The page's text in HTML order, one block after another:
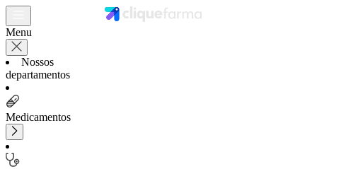
Menu
Nossos
departamentos
Medicamentos